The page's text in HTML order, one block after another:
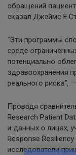
обращений
сказал Джеймс
“Эти программы
среде
потенциально
здравоохранения
реального риска”,
Проводя
Research Patient
и данных о лицах,
Response
исследователи